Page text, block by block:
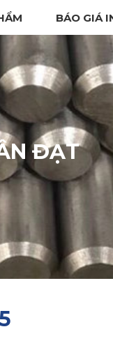
BÁO GIÁ
ĐẠT